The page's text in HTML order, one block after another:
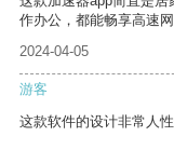
作办公，都能畅享高速
2024-04-05
游客
这款软件的设计非常人